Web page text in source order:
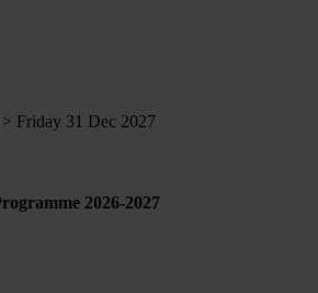
Friday 31 Dec 2027
2026-2027